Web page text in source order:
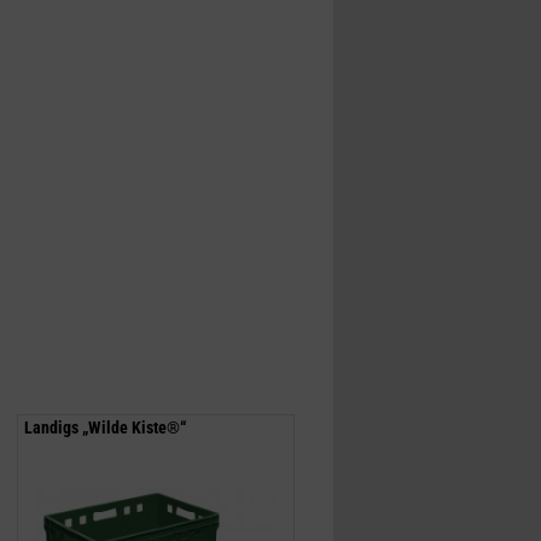
Landigs „Wilde Kiste®“